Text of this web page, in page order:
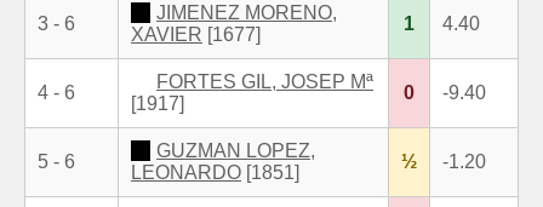
3 - 6
JIMENEZ MORENO,
XAVIER [1677]
1 4.40
4 - 6
FORTES GIL, JOSEP Mª
[1917]
0 -9.40
5 - 6
GUZMAN LOPEZ,
LEONARDO [1851]
½ -1.20